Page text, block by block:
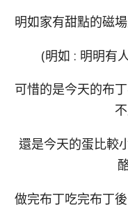
明如家有甜點的磁
(明如 : 明明有
可惜的是今天的布
還是今天的蛋比較
做完布丁吃完布丁